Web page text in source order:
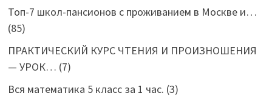
Топ-7 школ-пансионов с проживанием в Москве и…
(85)
ПРАКТИЧЕСКИЙ КУРС ЧТЕНИЯ И ПРОИЗНОШЕНИЯ
— УРОК… (7)
Вся математика 5 класс за 1 час. (3)